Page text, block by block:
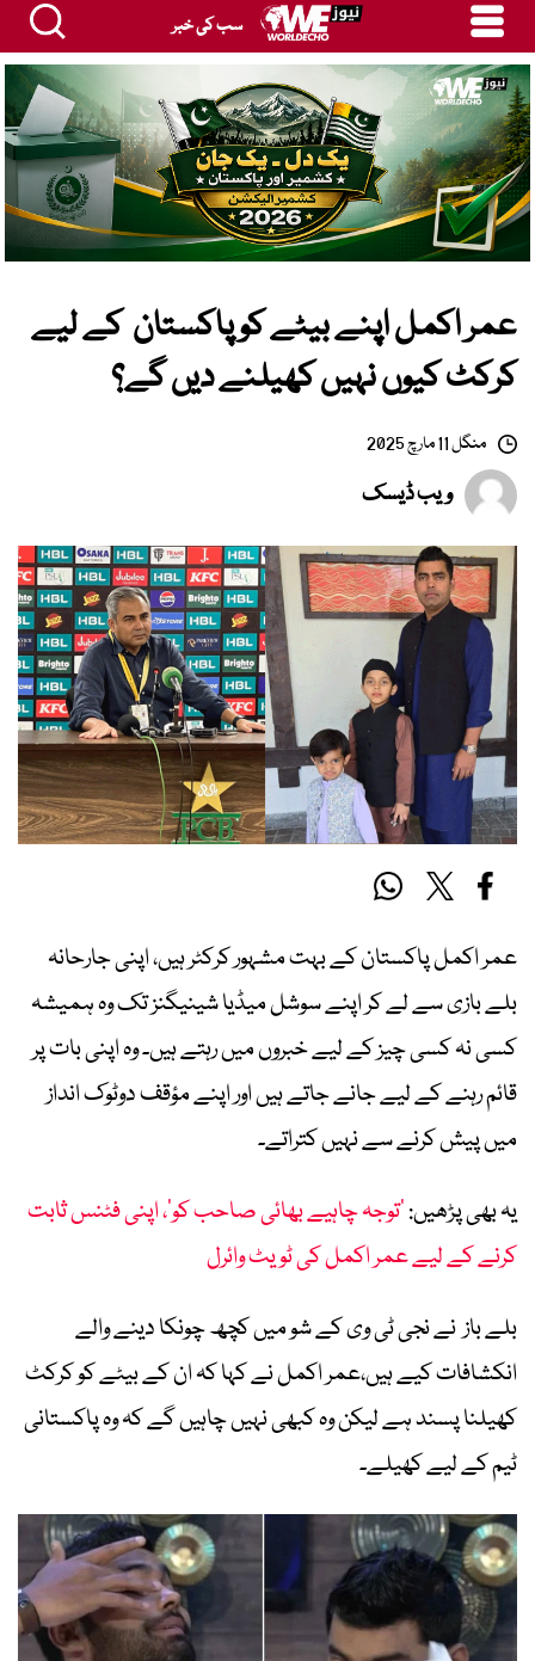
سب کی خبر
عمر اکمل اپنے بیٹے کو پاکستان کے لیے
کرکٹ کیوں نہیں کھیلنے دیں گے؟
منگل 11 مارچ 2025
ویب ڈیسک
عمر اکمل پاکستان کے بہت مشہور کرکٹر ہیں، اپنی جارحانہ
بلے بازی سے لے کر اپنے سوشل میڈیا شینیگنز تک وہ ہمیشہ
کسی نہ کسی چیز کے لیے خبروں میں رہتے ہیں۔ وہ اپنی بات پر
قائم رہنے کے لیے جانے جاتے ہیں اور اپنے مؤقف دوٹوک انداز
میں پیش کرنے سے نہیں کتراتے۔
یہ بھی پڑھیں:’توجہ چاہیے بھائی صاحب کو‘، اپنی فٹنس ثابت
کرنے کے لیے عمر اکمل کی ٹویٹ وائرل
بلے باز نے نجی ٹی وی کے شو میں کچھ چونکا دینے والے
انکشافات کیے ہیں،عمر اکمل نے کہا کہ ان کے بیٹے کو کرکٹ
کھیلنا پسند ہے لیکن وہ کبھی نہیں چاہیں گے کہ وہ پاکستانی
ٹیم کے لیے کھیلے۔